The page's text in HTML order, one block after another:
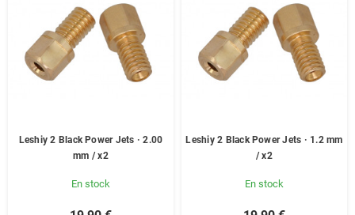
Leshiy 2 Black Power Jets · 2.00
mm / x2
En stock
Leshiy 2 Black Power Jets · 1.2 mm
/ x2
En stock